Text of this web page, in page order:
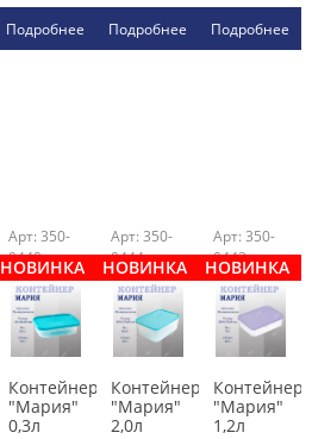
Подробнее Подробнее Подробнее
Арт: 350-
0440
НОВИНКА
Контейнер
"Мария"
0,3л
Арт: 350-
0444
НОВИНКА
Контейнер
"Мария"
2,0л
Арт: 350-
0443
НОВИНКА
Контейнер
"Мария"
1,2л